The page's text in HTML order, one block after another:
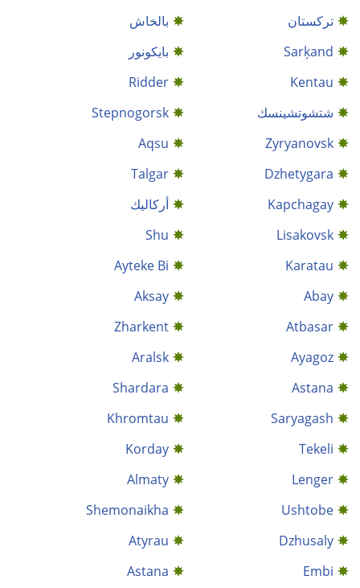
ترکستان
بالخاش
Sarķand
بايكونور
Kentau
Ridder
شتشوتشينسك
Stepnogorsk
Zyryanovsk
Aqsu
Dzhetygara
Talgar
Kapchagay
أركاليك
Lisakovsk
Shu
Karatau
Ayteke Bi
Abay
Aksay
Atbasar
Zharkent
Ayagoz
Aralsk
Astana
Shardara
Saryagash
Khromtau
Tekeli
Korday
Lenger
Almaty
Ushtobe
Shemonaikha
Dzhusaly
Atyrau
Embi
Astana